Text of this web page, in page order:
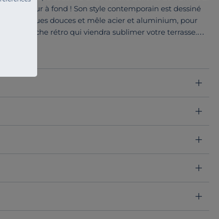
extérieur à fond ! Son style contemporain est dessiné
douces et mêle acier et aluminium, pour
touche rétro qui viendra sublimer votre terrasse.
assise avec une structure et un piètement en
à une utilisation en extérieur, pour un produit
jardin